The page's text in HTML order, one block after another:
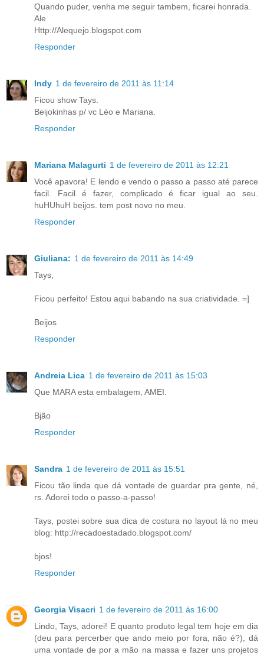
Quando puder, venha me seguir tambem, ficarei honrada.
Ale
Http://Alequejo.blogspot.com
Responder
Indy 1 de fevereiro de 2011 às 11:14
Ficou show Tays.
Beijokinhas p/ vc Léo e Mariana.
Responder
Mariana Malagurti 1 de fevereiro de 2011 às 12:21
Você apavora! E lendo e vendo o passo a passo até parece
facil. Facil é fazer, complicado é ficar igual ao seu.
huHUhuH beijos. tem post novo no meu.
Responder
Giuliana: 1 de fevereiro de 2011 às 14:49
Tays,
Ficou perfeito! Estou aqui babando na sua criatividade. =]
Beijos
Responder
Andreia Lica 1 de fevereiro de 2011 às 15:03
Que MARA esta embalagem, AMEI.
Bjão
Responder
Sandra 1 de fevereiro de 2011 às 15:51
Ficou tão linda que dá vontade de guardar pra gente, né,
rs. Adorei todo o passo-a-passo!
Tays, postei sobre sua dica de costura no layout lá no meu
blog: http://recadoestadado.blogspot.com/
bjos!
Responder
Georgia Visacri 1 de fevereiro de 2011 às 16:00
Lindo, Tays, adorei! E quanto produto legal tem hoje em dia
(deu para percerber que ando meio por fora, não é?), dá
uma vontade de por a mão na massa e fazer uns projetos